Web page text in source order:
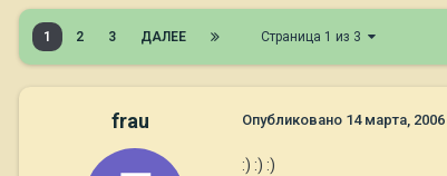
1 2 3 ДАЛЕЕ Страница 1 из 3
frau Опубликовано 14 марта, 2006
:) :) :)